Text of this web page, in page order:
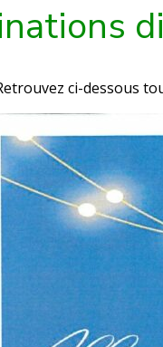
ci-dessous